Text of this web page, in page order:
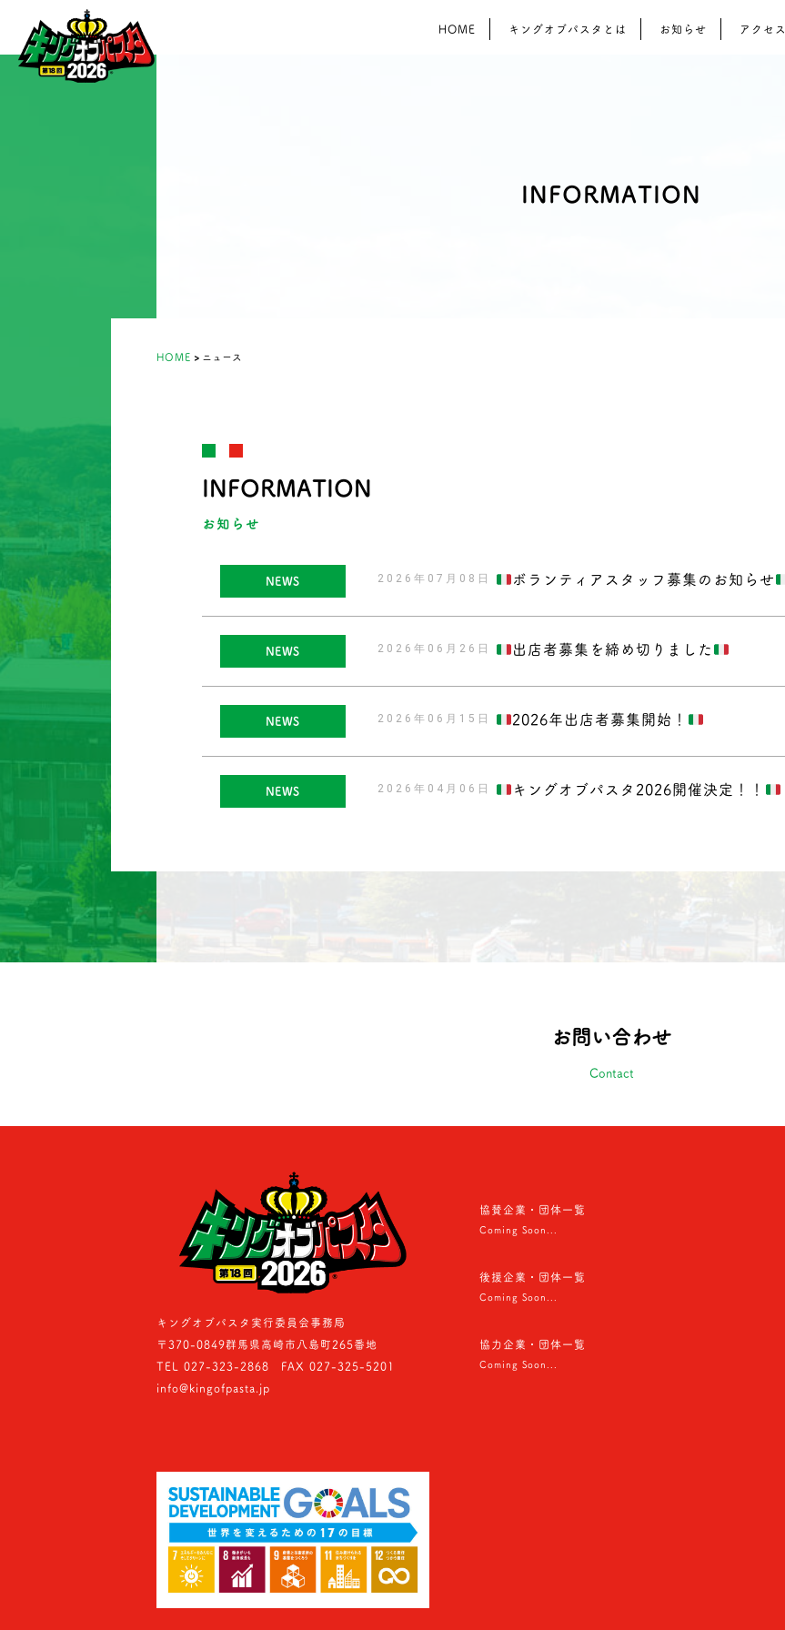
HOME キングオブパスタとは お知らせ アクセス
INFORMATION
HOME ニュース
INFORMATION
お知らせ
NEWS 2026年07月08日 ボランティアスタッフ募集のお知らせ
NEWS 2026年06月26日 出店者募集を締め切りました
NEWS 2026年06月15日 2026年出店者募集開始！
NEWS 2026年04月06日 キングオブパスタ2026開催決定！！
お問い合わせ
Contact
キングオブパスタ実行委員会事務局
〒370-0849群馬県高崎市八島町265番地
TEL 027-323-2868 FAX 027-325-5201
info@kingofpasta.jp
協賛企業・団体一覧
Coming Soon...
後援企業・団体一覧
Coming Soon...
協力企業・団体一覧
Coming Soon...